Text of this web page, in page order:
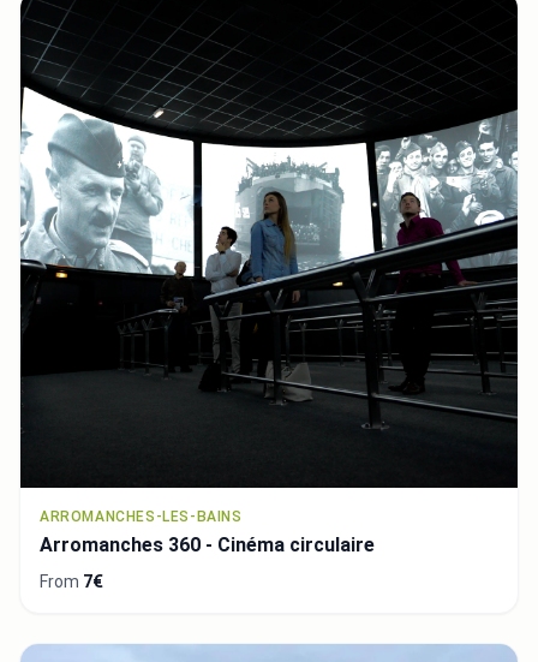
ARROMANCHES-LES-BAINS
Arromanches 360 - Cinéma circulaire
From 7€